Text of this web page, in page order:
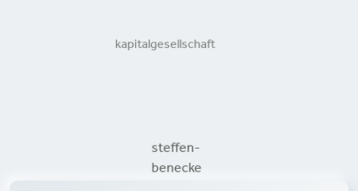
kapitalgesellschaft
steffen-
benecke